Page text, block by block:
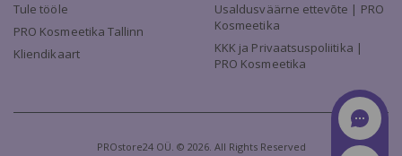
Tule tööle
PRO Kosmeetika Tallinn
Kliendikaart
Usaldusväärne ettevõte | PRO
Kosmeetika
KKK ja Privaatsuspoliitika |
PRO Kosmeetika
PROstore24 OÜ. © 2026. All Rights Reserved